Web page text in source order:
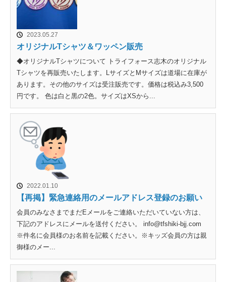
2023.05.27
オリジナルTシャツ＆ワッペン販売
◆オリジナルTシャツについて トライフォース志木のオリジナル
Tシャツを再販売いたします。LサイズとMサイズは道場に在庫が
あります。その他のサイズは受注販売です。価格は税込み3,500
円です。 色は白と黒の2色。サイズはXSから...
2022.01.10
【再掲】緊急連絡用のメールアドレス登録のお願い
会員のみなさまでまだEメールをご連絡いただいていない方は、
下記のアドレスにメールを送付ください。 info@tfshiki-bjj.com
※件名に会員様のお名前を記載ください。※キッズ会員の方は親
御様のメー...